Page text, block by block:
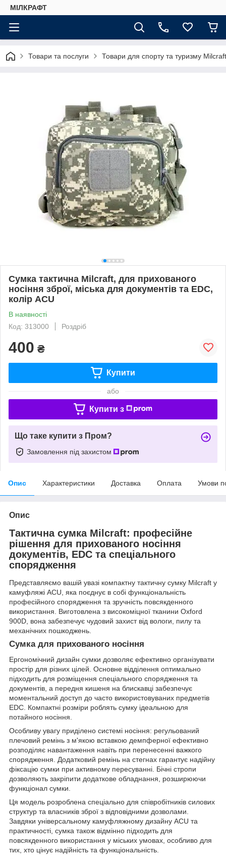
МІЛКРАФТ
Товари та послуги Товари для спорту та туризму Milcraft
Сумка тактична Milcraft, для прихованого
носіння зброї, міська для документів та EDC,
колір ACU
В наявності
Код: 313000
Роздріб
400 ₴
Купити
або
Купити з
Що таке купити з Пром?
Замовлення під захистом
Опис Характеристики Доставка Оплата Умови
Опис
Тактична сумка Milcraft: професійне
рішення для прихованого носіння
документів, EDC та спеціального
спорядження
Представляємо вашій увазі компактну тактичну сумку Milcraft у
камуфляжі ACU, яка поєднує в собі функціональність
професійного спорядження та зручність повсякденного
використання. Виготовлена ​​з високоміцної тканини Oxford
900D, вона забезпечує чудовий захист від вологи, пилу та
механічних пошкоджень.
Сумка для прихованого носіння
Ергономічний дизайн сумки дозволяє ефективно організувати
простір для різних цілей. Основне відділення оптимально
підходить для розміщення спеціального спорядження та
документів, а передня кишеня на блискавці забезпечує
моментальний доступ до часто використовуваних предметів
EDC. Компактні розміри роблять сумку ідеальною для
потайного носіння.
Особливу увагу приділено системі носіння: регульований
плечовий ремінь з м'якою вставкою демпферної ефективно
розподіляє навантаження навіть при перенесенні важкого
спорядження. Додатковий ремінь на стегнах гарантує надійну
фіксацію сумки при активному пересуванні. Бічні стропи
дозволяють закріпити додаткове обладнання, розширюючи
функціонал сумки.
Ця модель розроблена спеціально для співробітників силових
структур та власників зброї з відповідними дозволами.
Завдяки універсальному камуфляжному дизайну ACU та
практичності, сумка також відмінно підходить для
повсякденного використання у міських умовах, особливо для
тих, хто цінує надійність та функціональність.